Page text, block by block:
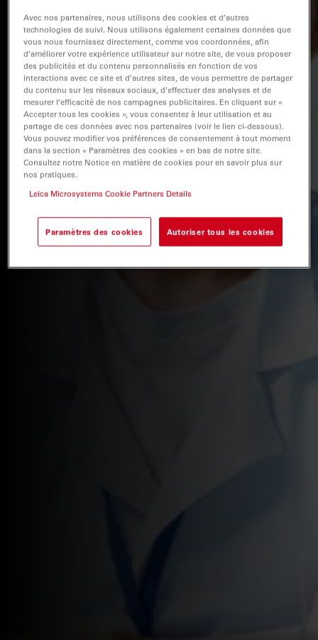
Avec nos partenaires, nous utilisons des cookies et d’autres
technologies de suivi. Nous utilisons également certaines données que
vous nous fournissez directement, comme vos coordonnées, afin
d’améliorer votre expérience utilisateur sur notre site, de vous proposer
des publicités et du contenu personnalisés en fonction de vos
interactions avec ce site et d’autres sites, de vous permettre de partager
du contenu sur les réseaux sociaux, d’effectuer des analyses et de
mesurer l’efficacité de nos campagnes publicitaires. En cliquant sur «
Accepter tous les cookies », vous consentez à leur utilisation et au
partage de ces données avec nos partenaires (voir le lien ci-dessous).
Vous pouvez modifier vos préférences de consentement à tout moment
dans la section « Paramètres des cookies » en bas de notre site.
Consultez notre Notice en matière de cookies pour en savoir plus sur
nos pratiques.
Leica Microsystems Cookie Partners Details
Paramètres des cookies Autoriser tous les cookies